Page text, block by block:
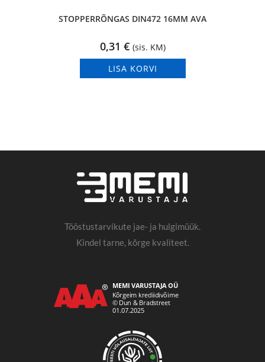
STOPPERRÕNGAS DIN472 16MM AVA
0,31 € (sis. KM)
LISA KORVI
Tööstustarvikute jae- ja hulgimüük.
Kindel tarne, kõrge kvaliteet.